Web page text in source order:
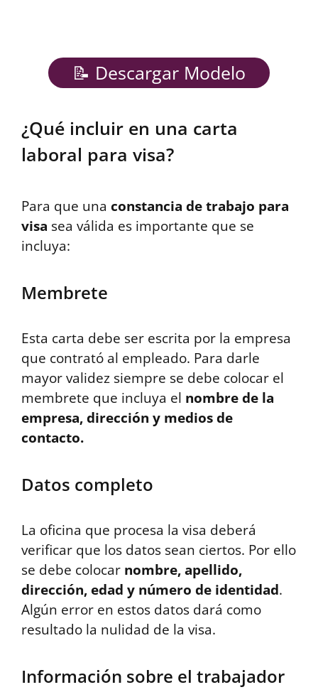
📝 Descargar Modelo
¿Qué incluir en una carta
laboral para visa?
Para que una constancia de trabajo para
visa sea válida es importante que se
incluya:
Membrete
Esta carta debe ser escrita por la empresa
que contrató al empleado. Para darle
mayor validez siempre se debe colocar el
membrete que incluya el nombre de la
empresa, dirección y medios de
contacto.
Datos completo
La oficina que procesa la visa deberá
verificar que los datos sean ciertos. Por ello
se debe colocar nombre, apellido,
dirección, edad y número de identidad.
Algún error en estos datos dará como
resultado la nulidad de la visa.
Información sobre el trabajador